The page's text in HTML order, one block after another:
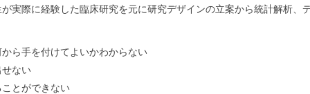
実際に経験した臨床研究を元に研究デザインの立案から統計解析、
ら手を付けてよいかわからない
ない
とができない